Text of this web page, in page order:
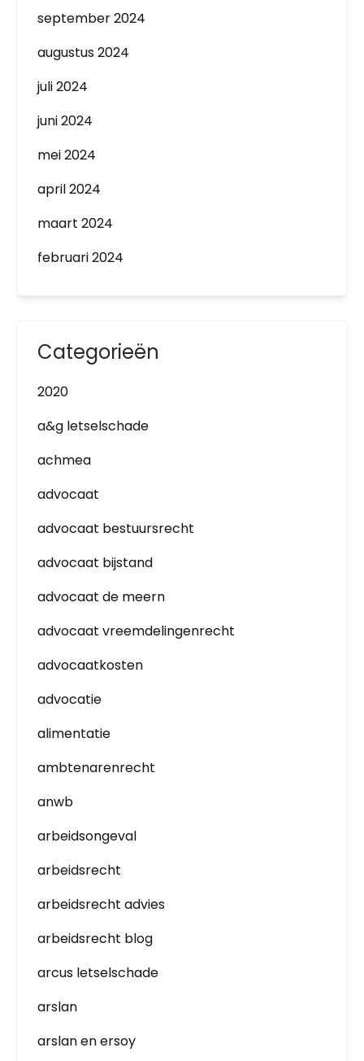
september 2024
augustus 2024
juli 2024
juni 2024
mei 2024
april 2024
maart 2024
februari 2024
Categorieën
2020
a&g letselschade
achmea
advocaat
advocaat bestuursrecht
advocaat bijstand
advocaat de meern
advocaat vreemdelingenrecht
advocaatkosten
advocatie
alimentatie
ambtenarenrecht
anwb
arbeidsongeval
arbeidsrecht
arbeidsrecht advies
arbeidsrecht blog
arcus letselschade
arslan
arslan en ersoy